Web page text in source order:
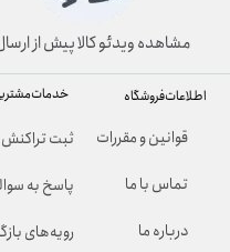
خدمات
ثبت تراکنش
پاسخ به
رویه‌های
اطلاعات فروشگاه
قوانین و مقررات
تماس با ما
درباره ما
مشاهده ویدئو کالا پیش از